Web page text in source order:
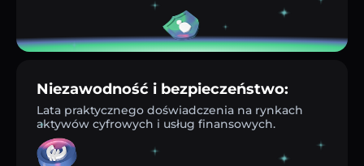
Niezawodność i bezpieczeństwo:
Lata praktycznego doświadczenia na rynkach
aktywów cyfrowych i usług finansowych.